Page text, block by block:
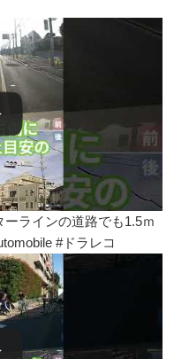
ーラインの道路でも1.5ｍ
#ドラレコ